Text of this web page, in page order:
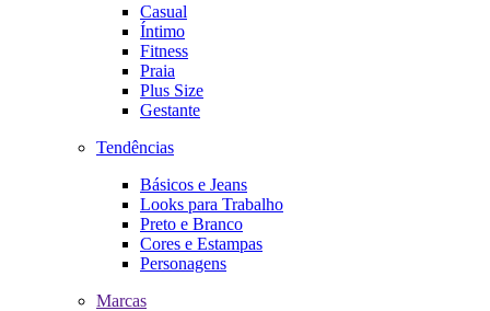
Casual
Íntimo
Fitness
Praia
Plus Size
Gestante
Tendências
Básicos e Jeans
Looks para Trabalho
Preto e Branco
Cores e Estampas
Personagens
Marcas